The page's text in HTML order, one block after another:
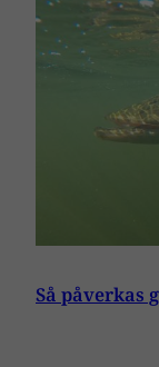
Så påverkas